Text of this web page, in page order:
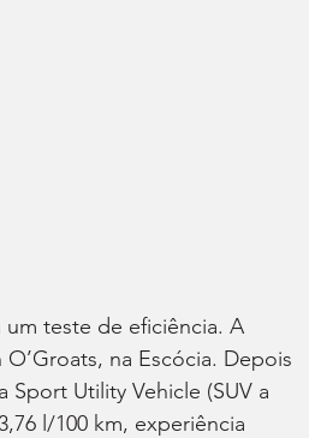
teste de eficiência. A
na Escócia. Depois
Utility Vehicle (SUV a
l/100 km, experiência